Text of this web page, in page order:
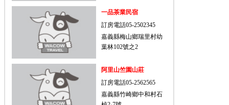
一品茶業民宿
訂房電話05-2502345
嘉義縣梅山鄉瑞里村幼
葉林102號之2
阿里山竺園山莊
訂房電話05-2562565
嘉義縣竹崎鄉中和村石